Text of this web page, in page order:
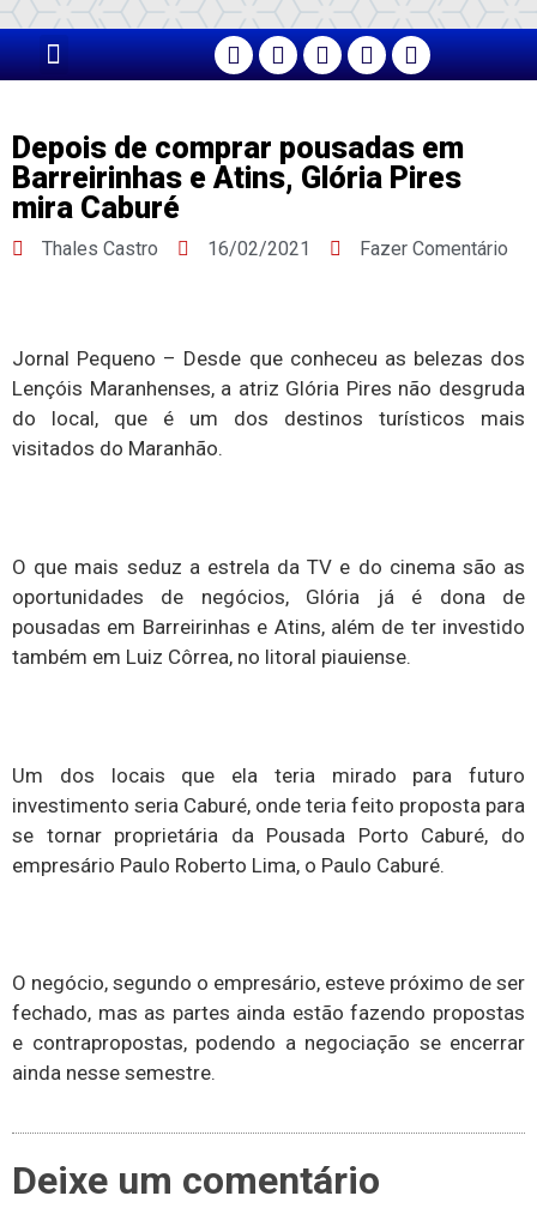
Depois de comprar pousadas em
Barreirinhas e Atins, Glória Pires
mira Caburé
Thales Castro 16/02/2021 Fazer Comentário
Jornal Pequeno – Desde que conheceu as belezas dos
Lençóis Maranhenses, a atriz Glória Pires não desgruda
do local, que é um dos destinos turísticos mais
visitados do Maranhão.
O que mais seduz a estrela da TV e do cinema são as
oportunidades de negócios, Glória já é dona de
pousadas em Barreirinhas e Atins, além de ter investido
também em Luiz Côrrea, no litoral piauiense.
Um dos locais que ela teria mirado para futuro
investimento seria Caburé, onde teria feito proposta para
se tornar proprietária da Pousada Porto Caburé, do
empresário Paulo Roberto Lima, o Paulo Caburé.
O negócio, segundo o empresário, esteve próximo de ser
fechado, mas as partes ainda estão fazendo propostas
e contrapropostas, podendo a negociação se encerrar
ainda nesse semestre.
Deixe um comentário